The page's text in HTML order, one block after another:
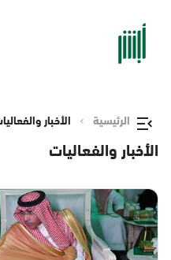
الرئيسية الأخبار
الأخبار والفعاليات